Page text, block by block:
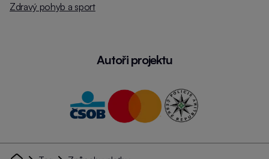
Zdravý pohyb a sport
Autoři projektu